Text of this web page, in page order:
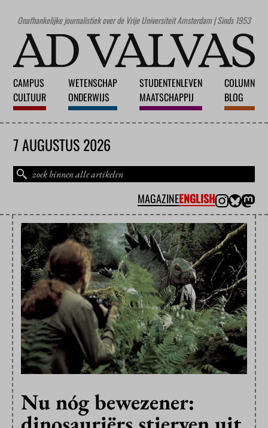
Onafhankelijke journalistiek over de Vrije Universiteit Amsterdam | Sinds 1953
CAMPUS
CULTUUR
WETENSCHAP
ONDERWIJS
STUDENTENLEVEN
MAATSCHAPPIJ
COLUMN
BLOG
7 AUGUSTUS 2026
MAGAZINEENGLISH
Nu nóg bewezener: